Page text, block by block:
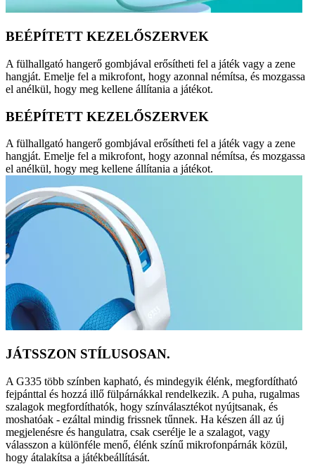
BEÉPÍTETT KEZELŐSZERVEK
A fülhallgató hangerő gombjával erősítheti fel a játék vagy a zene
hangját. Emelje fel a mikrofont, hogy azonnal némítsa, és mozgassa
el anélkül, hogy meg kellene állítania a játékot.
BEÉPÍTETT KEZELŐSZERVEK
A fülhallgató hangerő gombjával erősítheti fel a játék vagy a zene
hangját. Emelje fel a mikrofont, hogy azonnal némítsa, és mozgassa
el anélkül, hogy meg kellene állítania a játékot.
JÁTSSZON STÍLUSOSAN.
A G335 több színben kapható, és mindegyik élénk, megfordítható
fejpánttal és hozzá illő fülpárnákkal rendelkezik. A puha, rugalmas
szalagok megfordíthatók, hogy színválasztékot nyújtsanak, és
moshatóak - ezáltal mindig frissnek tűnnek. Ha készen áll az új
megjelenésre és hangulatra, csak cserélje le a szalagot, vagy
válasszon a különféle menő, élénk színű mikrofonpárnák közül,
hogy átalakítsa a játékbeállítását.